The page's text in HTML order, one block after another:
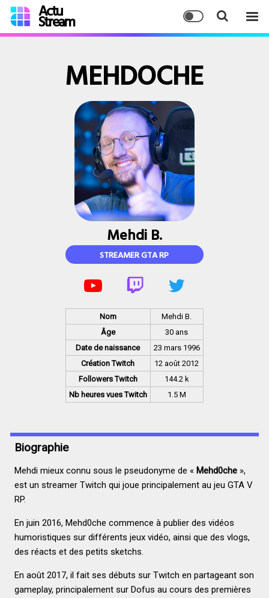
Actu
Stream
MEHDOCHE
Mehdi B.
STREAMER GTA RP
Nom
Mehdi B.
Âge
30 ans
Date de naissance
23 mars 1996
Création Twitch
12 août 2012
Followers Twitch
144.2 k
Nb heures vues Twitch
1.5 M
Biographie
Mehdi mieux connu sous le pseudonyme de « Mehd0che »,
est un streamer Twitch qui joue principalement au jeu GTA V
RP.
En juin 2016, Mehd0che commence à publier des vidéos
humoristiques sur différents jeux vidéo, ainsi que des vlogs,
des réacts et des petits sketchs.
En août 2017, il fait ses débuts sur Twitch en partageant son
gameplay, principalement sur Dofus au cours des premières